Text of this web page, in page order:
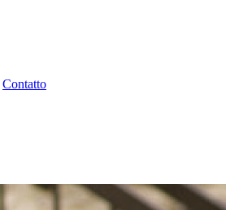
Contatto